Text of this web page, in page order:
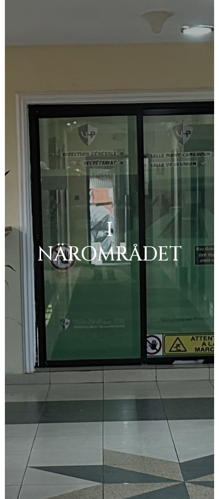
I
NÄROMRÅDET